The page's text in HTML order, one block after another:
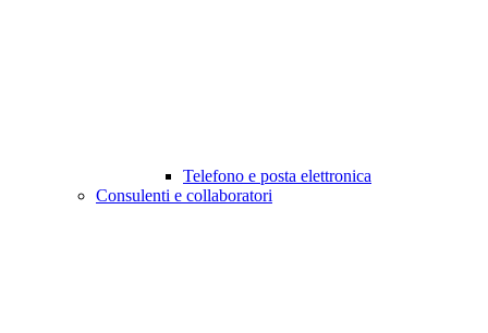
Telefono e posta elettronica
Consulenti e collaboratori